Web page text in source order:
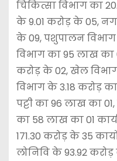
चिकित्सा विभाग का
के 9.01 करोड़ के 05,
के 09, पशुपालन
विभाग का 95 लाख का
करोड़ के 02, खेल विभाग
विभाग के 3.18 करोड़
पट्टी का 96 लाख का
का 58 लाख का 01
171.30 करोड़ के 35
लोनिवि के 93.92